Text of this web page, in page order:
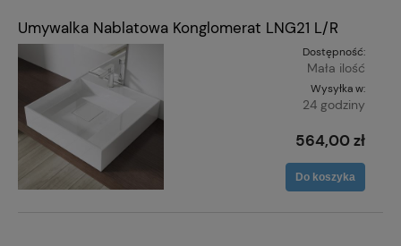
Umywalka Nablatowa Konglomerat LNG21 L/R
Dostępność:
Mała ilość
Wysyłka w:
24 godziny
564,00 zł
Do koszyka